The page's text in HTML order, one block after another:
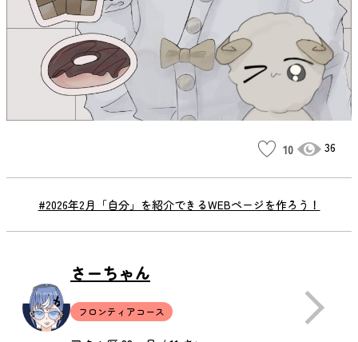
#2026年2月「自分」を紹介できるWEBページを作ろう！
10 36
さーちゃん
フロンティアコース